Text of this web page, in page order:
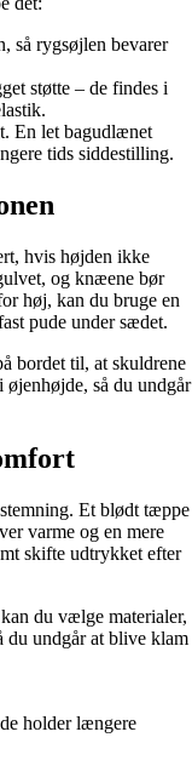
så rygsøjlen bevarer
støtte – de findes i
En let bagudlænet
tids siddestilling.
hvis højden ikke
og knæene bør
høj, kan du bruge en
pude under sædet.
bordet til, at skuldrene
så du undgår
Et blødt tæppe
varme og en mere
skifte udtrykket efter
du vælge materialer,
du undgår at blive klam
holder længere